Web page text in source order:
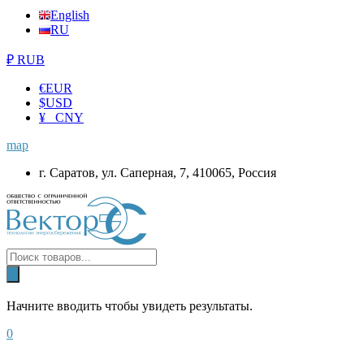
English
RU
₽ RUB
€EUR
$USD
¥ CNY
map
г. Саратов, ул. Саперная, 7, 410065, Россия
Начните вводить чтобы увидеть результаты.
0